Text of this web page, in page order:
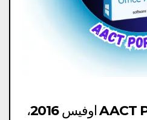
تفعيل أداة AACT Portable اوفيس 2016،